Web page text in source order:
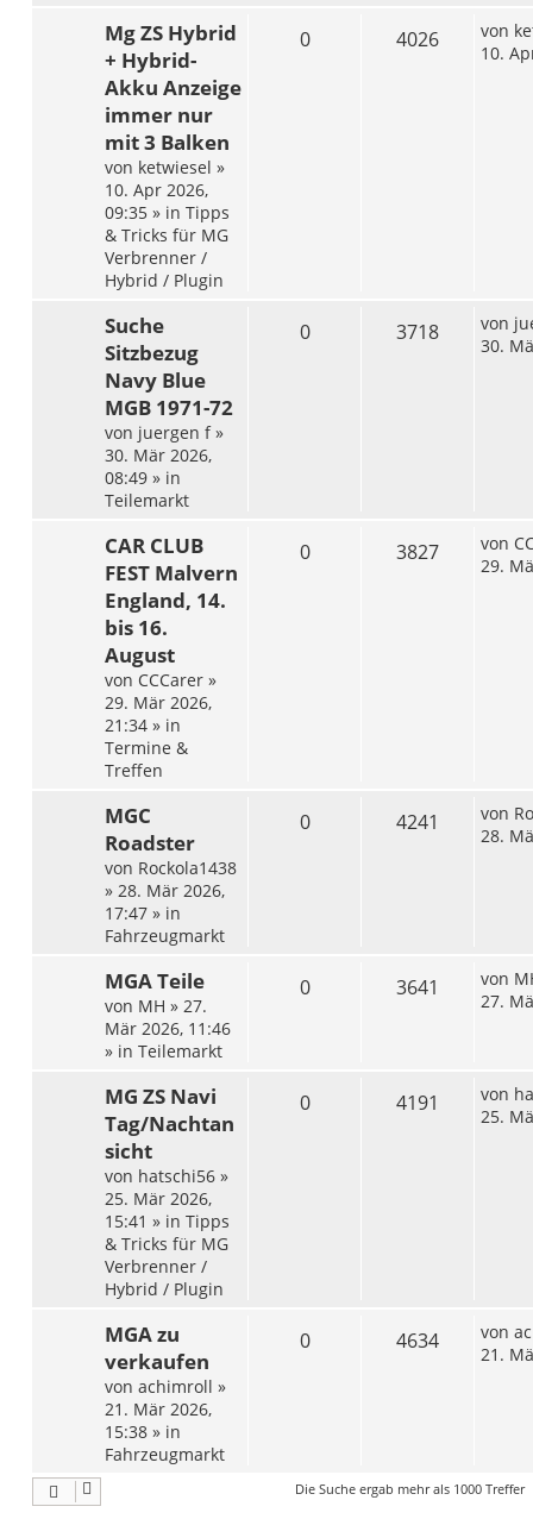
Mg ZS Hybrid
+ Hybrid-
Akku Anzeige
immer nur
mit 3 Balken
von ketwiesel »
10. Apr 2026,
09:35 » in Tipps
& Tricks für MG
Verbrenner /
Hybrid / Plugin
0 4026 von
10.
Suche
Sitzbezug
Navy Blue
MGB 1971-72
von juergen f»
30. Mär 2026,
08:49 » in
Teilemarkt
0 3718 von
30.
CAR CLUB
FEST Malvern
England, 14.
bis 16.
August
von CCCarer »
29. Mär 2026,
21:34 » in
Termine &
Treffen
0 3827 von
29.
MGC
Roadster
von Rockola1438
» 28. Mär 2026,
17:47 » in
Fahrzeugmarkt
0 4241 von
28.
MGA Teile
von MH » 27.
Mär 2026, 11:46
» in Teilemarkt
0 3641 von
27.
MG ZS Navi
Tag/Nachtan
sicht
von hatschi56 »
25. Mär 2026,
15:41 » in Tipps
& Tricks für MG
Verbrenner /
Hybrid / Plugin
0 4191 von
25.
MGA zu
verkaufen
von achimroll »
21. Mär 2026,
15:38 » in
Fahrzeugmarkt
0 4634 von
21.
Die Suche ergab mehr als 1000 Treffer